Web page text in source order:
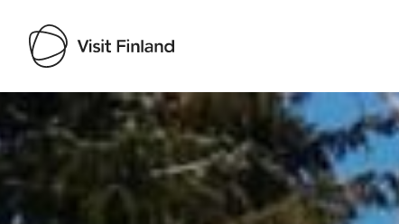
Visit Finland